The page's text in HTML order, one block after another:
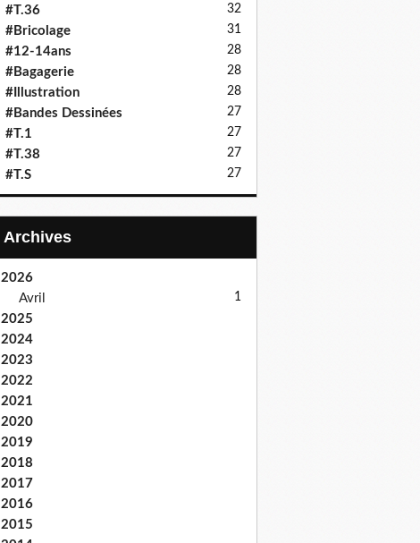
#T.36 32
#Bricolage 31
#12-14ans 28
#Bagagerie 28
#Illustration 28
#Bandes Dessinées 27
#T.1 27
#T.38 27
#T.S 27
Archives
2026
Avril
1
2025
2024
2023
2022
2021
2020
2019
2018
2017
2016
2015